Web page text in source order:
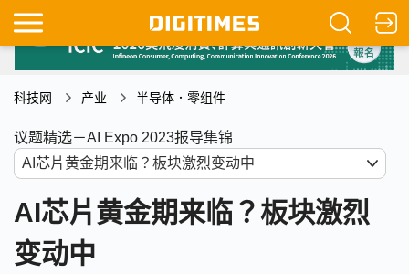
科技网 产业 半导体．零组件
议题精选－AI Expo 2023报导集锦
AI芯片黄金期来临？板块激烈
变动中